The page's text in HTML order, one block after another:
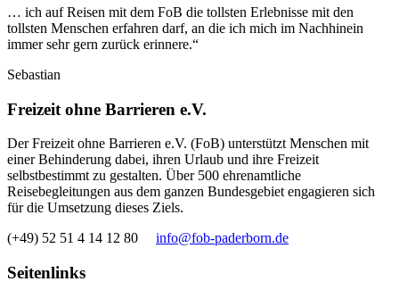
… ich auf Reisen mit dem FoB die tollsten Erlebnisse mit den
tollsten Menschen erfahren darf, an die ich mich im Nachhinein
immer sehr gern zurück erinnere.“
Sebastian
Freizeit ohne Barrieren e.V.
Der Freizeit ohne Barrieren e.V. (FoB) unterstützt Menschen mit
einer Behinderung dabei, ihren Urlaub und ihre Freizeit
selbstbestimmt zu gestalten. Über 500 ehrenamtliche
Reisebegleitungen aus dem ganzen Bundesgebiet engagieren sich
für die Umsetzung dieses Ziels.
(+49) 52 51 4 14 12 80 info@fob-paderborn.de
Seitenlinks